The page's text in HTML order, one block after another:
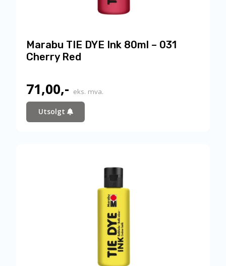
Marabu TIE DYE Ink 80ml – 031
Cherry Red
71,00,- eks. mva.
Utsolgt